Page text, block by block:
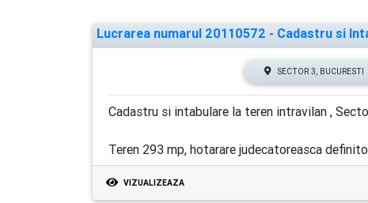
Lucrarea numarul 20110572 - Cadastru si
SECTOR 3, BUCURESTI
Cadastru si intabulare la teren intravilan ,
Teren 293 mp, hotarare judecatoreasca
VIZUALIZEAZA